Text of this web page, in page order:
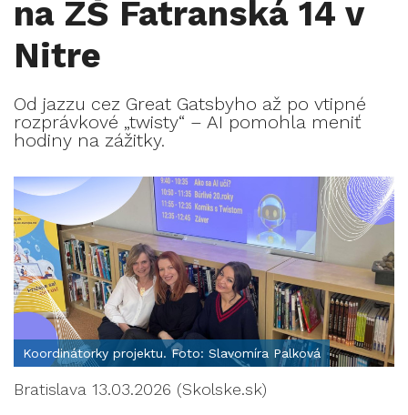
na ZŠ Fatranská 14 v
Nitre
Od jazzu cez Great Gatsbyho až po vtipné
rozprávkové „twisty“ – AI pomohla meniť
hodiny na zážitky.
Koordinátorky projektu. Foto: Slavomíra Palková
Bratislava 13.03.2026 (Skolske.sk)